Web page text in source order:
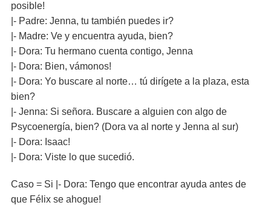
posible!
|- Padre: Jenna, tu también puedes ir?
|- Madre: Ve y encuentra ayuda, bien?
|- Dora: Tu hermano cuenta contigo, Jenna
|- Dora: Bien, vámonos!
|- Dora: Yo buscare al norte… tú dirígete a la plaza, esta
bien?
|- Jenna: Si señora. Buscare a alguien con algo de
Psycoenergía, bien? (Dora va al norte y Jenna al sur)
|- Dora: Isaac!
|- Dora: Viste lo que sucedió.
Caso = Si |- Dora: Tengo que encontrar ayuda antes de
que Félix se ahogue!